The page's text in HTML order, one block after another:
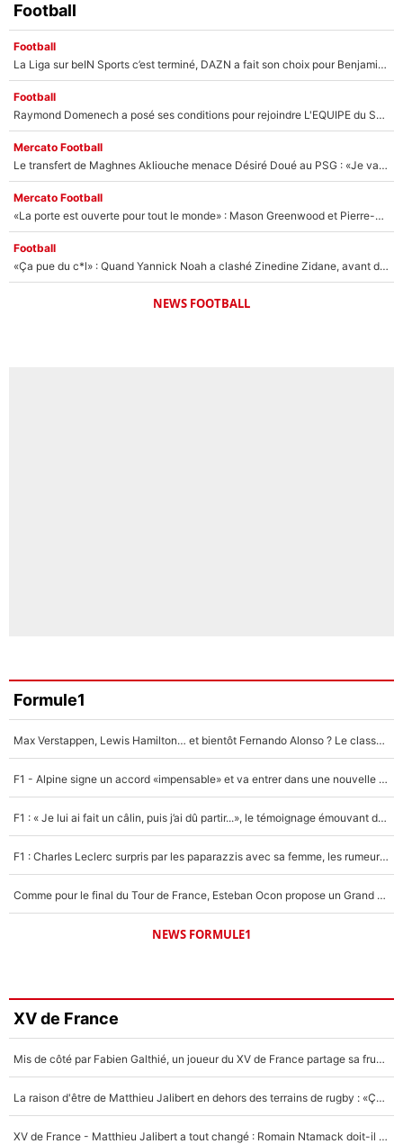
Football
Football
La Liga sur beIN Sports c’est terminé, DAZN a fait son choix pour Benjamin Da Silva et Omar Da Fonseca !
Football
Raymond Domenech a posé ses conditions pour rejoindre L'EQUIPE du Soir : Il refuse de faire l'émission avec un autre chroniqueur !
Mercato Football
Le transfert de Maghnes Akliouche menace Désiré Doué au PSG : «Je valide à 200%»
Mercato Football
«La porte est ouverte pour tout le monde» : Mason Greenwood et Pierre-Emerick Aubameyang ont quitté l'OM, Amine Gouiri balance sur la suite du mercato et sur la réaction du vestiaire !
Football
«Ça pue du c*l» : Quand Yannick Noah a clashé Zinedine Zidane, avant de se faire recadrer par le nouveau sélectionneur de l'équipe de France !
NEWS FOOTBALL
Formule1
Max Verstappen, Lewis Hamilton… et bientôt Fernando Alonso ? Le classement des pilotes les mieux payés en Formule 1 risque de changer !
F1 - Alpine signe un accord «impensable» et va entrer dans une nouvelle dimension : Grande nouvelle pour Pierre Gasly !
F1 : « Je lui ai fait un câlin, puis j’ai dû partir...», le témoignage émouvant de Max Verstappen sur sa fille
F1 : Charles Leclerc surpris par les paparazzis avec sa femme, les rumeurs étaient vraies !
Comme pour le final du Tour de France, Esteban Ocon propose un Grand Prix de Formule 1 à Paris : «Autour de l’Arc de Triomphe, ce serait génial» !
NEWS FORMULE1
XV de France
Mis de côté par Fabien Galthié, un joueur du XV de France partage sa frustration : «ils ne me l’ont pas dit tout de suite»
La raison d'être de Matthieu Jalibert en dehors des terrains de rugby : «Ça m'atteint autant que si tu touches à un membre de ma famille»
XV de France - Matthieu Jalibert a tout changé : Romain Ntamack doit-il s’inquiéter pour sa place à un an de la Coupe du monde ?